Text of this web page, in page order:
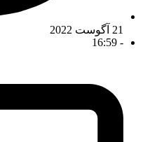
21 آگوست 2022
-
16:59